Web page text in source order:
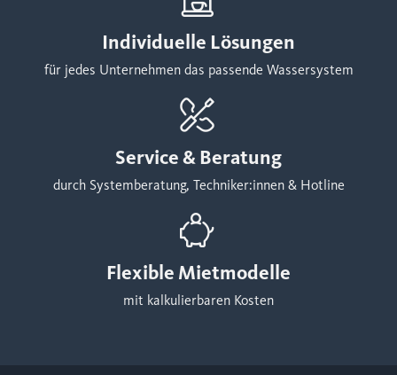
Individuelle Lösungen
für jedes Unternehmen das passende Wassersystem
Service & Beratung
durch Systemberatung, Techniker:innen & Hotline
Flexible Mietmodelle
mit kalkulierbaren Kosten